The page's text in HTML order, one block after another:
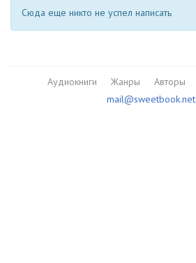
Сюда еще никто не успел написать
Аудиокниги Жанры Авторы
mail@sweetbook.net